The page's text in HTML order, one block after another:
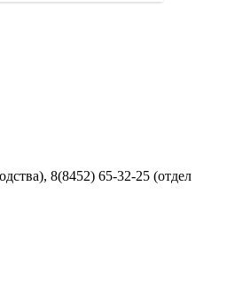
8(8452) 65-32-25 (отдел